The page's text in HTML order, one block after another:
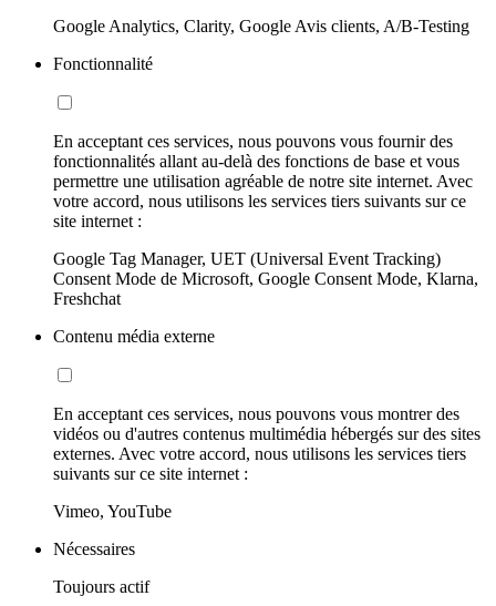
Google Analytics, Clarity, Google Avis clients, A/B-Testing
Fonctionnalité
En acceptant ces services, nous pouvons vous fournir des
fonctionnalités allant au-delà des fonctions de base et vous
permettre une utilisation agréable de notre site internet. Avec
votre accord, nous utilisons les services tiers suivants sur ce
site internet :
Google Tag Manager, UET (Universal Event Tracking)
Consent Mode de Microsoft, Google Consent Mode, Klarna,
Freshchat
Contenu média externe
En acceptant ces services, nous pouvons vous montrer des
vidéos ou d'autres contenus multimédia hébergés sur des sites
externes. Avec votre accord, nous utilisons les services tiers
suivants sur ce site internet :
Vimeo, YouTube
Nécessaires
Toujours actif